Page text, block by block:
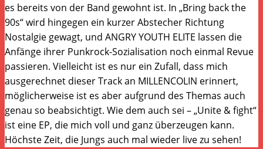
es bereits von der Band gewohnt ist. In „Bring back the
90s“ wird hingegen ein kurzer Abstecher Richtung
Nostalgie gewagt, und ANGRY YOUTH ELITE lassen die
Anfänge ihrer Punkrock-Sozialisation noch einmal Revue
passieren. Vielleicht ist es nur ein Zufall, dass mich
ausgerechnet dieser Track an MILLENCOLIN erinnert,
möglicherweise ist es aber aufgrund des Themas auch
genau so beabsichtigt. Wie dem auch sei – „Unite & fight“
ist eine EP, die mich voll und ganz überzeugen kann.
Höchste Zeit, die Jungs auch mal wieder live zu sehen!